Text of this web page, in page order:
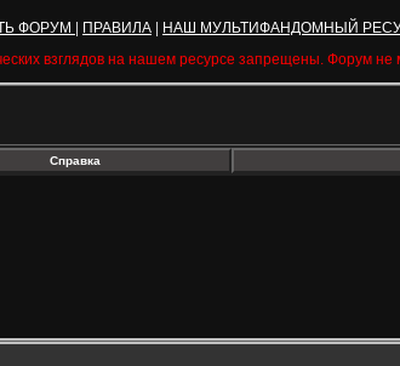
ФОРУМ ПРАВИЛА
НАШ МУЛЬТИФАНДОМНЫЙ
взглядов на нашем ресурсе запрещены. Форум
Справка